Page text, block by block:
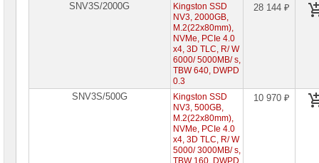
Программное
Специальные
SNV3S/2000G
Kingston SSD
NV3, 2000GB,
M.2(22x80mm),
NVMe, PCIe 4.0
x4, 3D TLC, R/ W
6000/ 5000MB/ s,
TBW 640, DWPD
0.3
28 144 ₽
SNV3S/500G
Kingston SSD
NV3, 500GB,
M.2(22x80mm),
NVMe, PCIe 4.0
x4, 3D TLC, R/ W
5000/ 3000MB/ s,
TBW 160, DWPD
10 970 ₽